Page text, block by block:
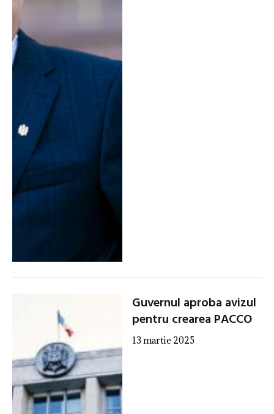
Guvernul aproba avizul
pentru crearea PACCO
13 martie 2025